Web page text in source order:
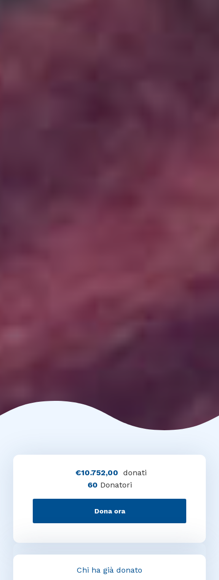
€10.752,00 donati
60 Donatori
Dona ora
Chi ha già donato